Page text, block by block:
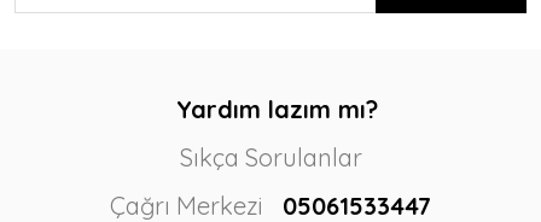
Yardım lazım mı?
Sıkça Sorulanlar
Çağrı Merkezi
05061533447